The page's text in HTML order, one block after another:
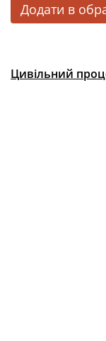
Додати в
Цивільний